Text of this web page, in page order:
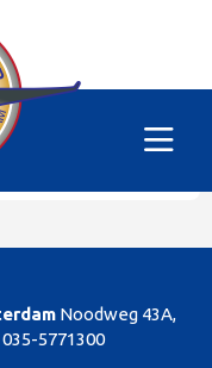
voor de
U kunt
Noodweg 43A,
035-5771300